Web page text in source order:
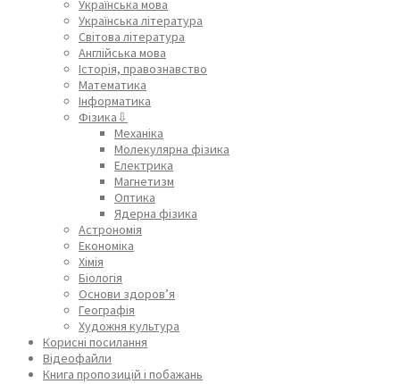
Українська мова
Українська література
Світова література
Англійська мова
Історія, правознавство
Математика
Інформатика
Фізика⇩
Механіка
Молекулярна фізика
Електрика
Магнетизм
Оптика
Ядерна фізика
Астрономія
Економіка
Хімія
Біологія
Основи здоров’я
Географія
Художня культура
Корисні посилання
Відеофайли
Книга пропозицій і побажань